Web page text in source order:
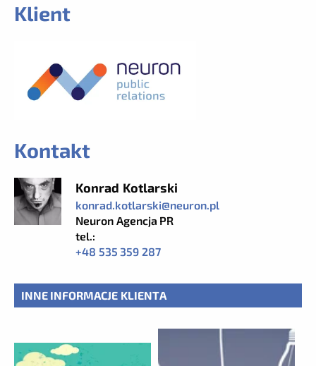
Klient
Kontakt
Konrad Kotlarski
konrad.kotlarski@neuron.pl
Neuron Agencja PR
tel.:
+48 535 359 287
INNE INFORMACJE KLIENTA